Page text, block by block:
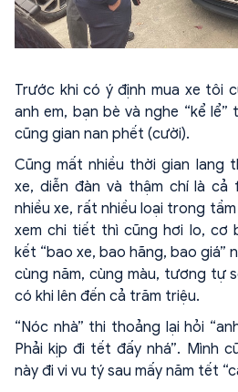
Trước khi có ý định mua xe tôi
anh em, bạn bè và nghe “kể
cũng gian nan phết (cười).
Cũng mất nhiều thời gian lang
xe, diễn đàn và thậm chí là cả
nhiều xe, rất nhiều loại trong
xem chi tiết thì cũng hơi lo, cơ
kết “bao xe, bao hãng, bao giá”
cùng năm, cùng màu, tương tự
có khi lên đến cả trăm triệu.
“Nóc nhà” thi thoảng lại hỏi
Phải kịp đi tết đấy nhá”. Mình
này đi vi vu tý sau mấy năm tết